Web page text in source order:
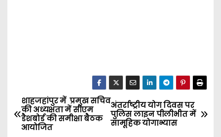
P
o
अंतर्राष्ट्रीय योग दिवस पर
पुलिस लाइन पीलीभीत में
सामूहिक योगाभ्यास
शाहजहांपुर में प्रमुख सचिव
की अध्यक्षता में सीएम
डैशबोर्ड की समीक्षा बैठक
आयोजित